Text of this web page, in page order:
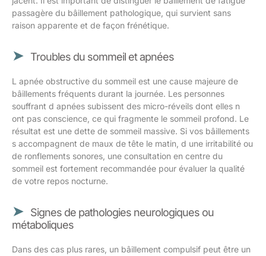
passagère du bâillement pathologique, qui survient sans
raison apparente et de façon frénétique.
Troubles du sommeil et apnées
L apnée obstructive du sommeil est une cause majeure de
bâillements fréquents durant la journée. Les personnes
souffrant d apnées subissent des micro-réveils dont elles n
ont pas conscience, ce qui fragmente le sommeil profond. Le
résultat est une dette de sommeil massive. Si vos bâillements
s accompagnent de maux de tête le matin, d une irritabilité ou
de ronflements sonores, une consultation en centre du
sommeil est fortement recommandée pour évaluer la qualité
de votre repos nocturne.
Signes de pathologies neurologiques ou
métaboliques
Dans des cas plus rares, un bâillement compulsif peut être un